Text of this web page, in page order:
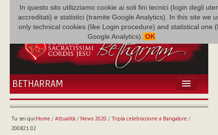
In questo sito utilizziamo cookie ai soli fini tecnici (login degli
accreditati) e statistici (tramite Google Analytics). In this site we
only technical cookies (like Login procedure) and statistical one
Google Analytics). OK
BETHARRAM
HOME
BÉTHARRAM
Tu sei qui:Home / Attualità / News 2020 / Tripla celebrazione a Bangalore /
200821 02